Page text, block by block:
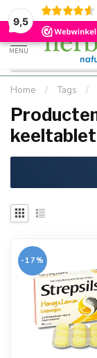
9,5
Kostenloser
Schnell geliefert
MENU
Home / Tags /
-17%